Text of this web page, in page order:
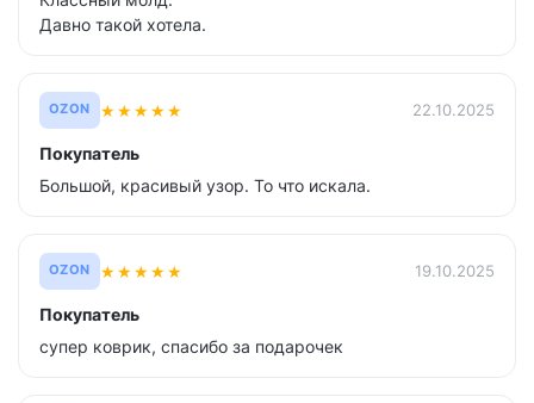
Давно такой хотела.
OZON ★★★★★ 22.10.2025
Покупатель
Большой, красивый узор. То что искала.
OZON ★★★★★ 19.10.2025
Покупатель
супер коврик, спасибо за подарочек